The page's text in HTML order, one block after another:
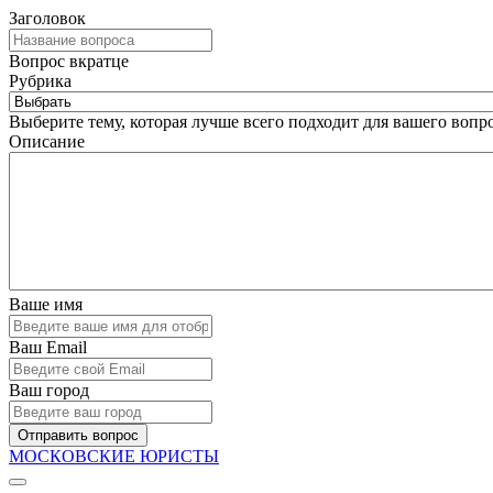
Заголовок
Вопрос вкратце
Рубрика
Выберите тему, которая лучше всего подходит для вашего
Описание
Ваше имя
Ваш Email
Ваш город
Отправить вопрос
МОСКОВСКИЕ ЮРИСТЫ